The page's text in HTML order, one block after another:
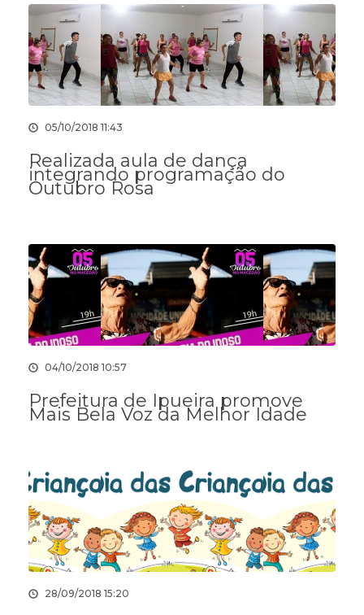
05/10/2018 11:43
Realizada aula de dança
integrando programação do
Outubro Rosa
04/10/2018 10:57
Prefeitura de Ipueira promove
Mais Bela Voz da Melhor Idade
28/09/2018 15:20